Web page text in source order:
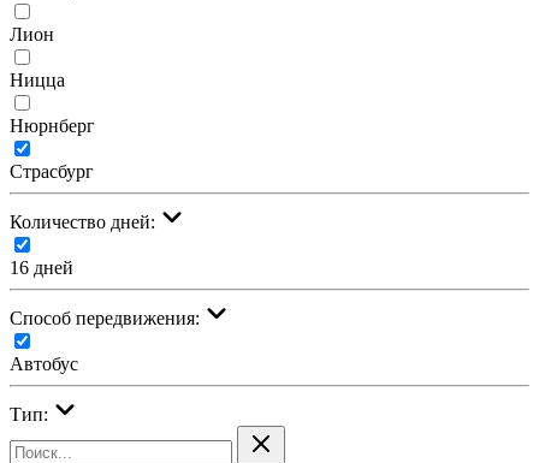
Лион
Ницца
Нюрнберг
Страсбург
Количество дней:
16 дней
Cпособ передвижения:
Автобус
Тип: